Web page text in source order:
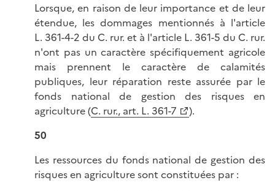
Lorsque, en raison de leur importance et de leur
étendue, les dommages mentionnés à l'article
L. 361-4-2 du C. rur. et à l'article L. 361-5 du C. rur.
n'ont pas un caractère spécifiquement agricole
mais prennent le caractère de calamités
publiques, leur réparation reste assurée par le
fonds national de gestion des risques en
agriculture (C. rur., art. L. 361-7
).
50
Les ressources du fonds national de gestion des
risques en agriculture sont constituées par :